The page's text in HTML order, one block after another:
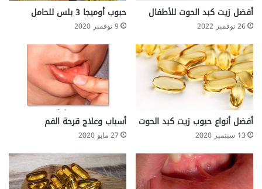
ء
ض
ا
د
ا
ت
ا
ل
أ
ك
س
د
أفضل زيت كبد الحوت للأطفال
26 نوفمبر 2022
حبوب أوميجا 3 بلس للحامل
9 نوفمبر 2020
أفضل أنواع حبوب زيت كبد الحوت
13 سبتمبر 2020
أسباب وعلاج قرحة الفم
27 مايو 2020